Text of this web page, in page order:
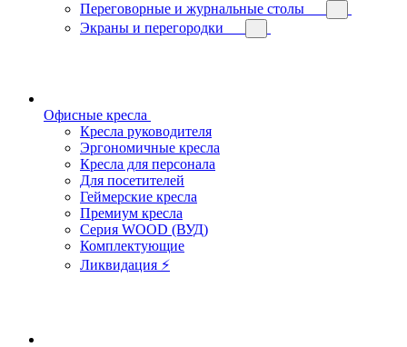
Переговорные и журнальные столы
Экраны и перегородки
Офисные кресла
Кресла руководителя
Эргономичные кресла
Кресла для персонала
Для посетителей
Геймерские кресла
Премиум кресла
Серия WOOD (ВУД)
Комплектующие
Ликвидация ⚡